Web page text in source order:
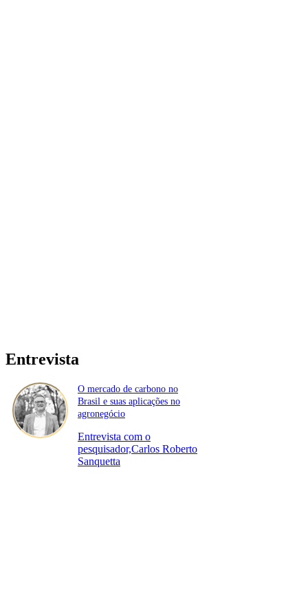
Entrevista
O mercado de carbono no
Brasil e suas aplicações no
agronegócio
Entrevista com o
pesquisador,Carlos Roberto
Sanquetta